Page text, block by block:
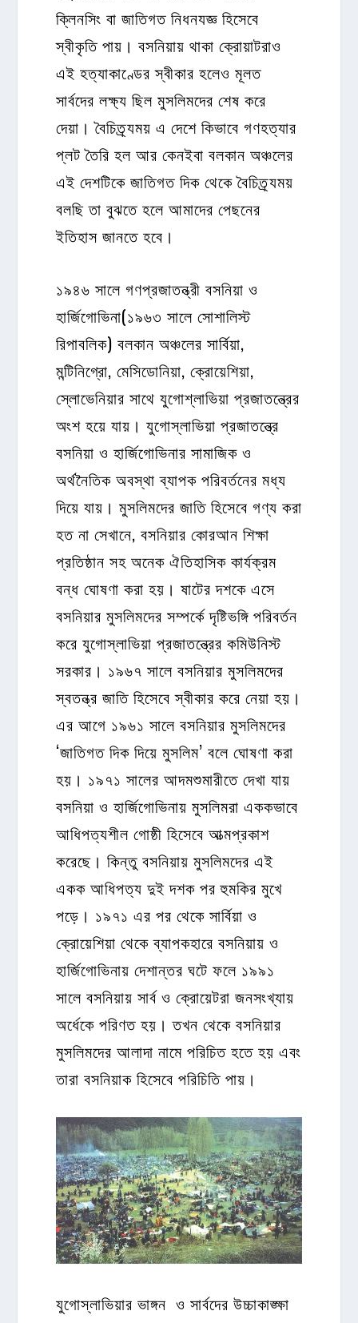
ক্লিনসিং বা জাতিগত নিধনযজ্ঞ হিসেবে
স্বীকৃতি পায়। বসনিয়ায় থাকা ক্রোয়াটরাও
এই হত্যাকাণ্ডের স্বীকার হলেও মূলত
সার্বদের লক্ষ্য ছিল মুসলিমদের শেষ করে
দেয়া। বৈচিত্র্যময় এ দেশে কিভাবে গণহত্যার
প্লট তৈরি হল আর কেনইবা বলকান অঞ্চলের
এই দেশটিকে জাতিগত দিক থেকে বৈচিত্র্যময়
বলছি তা বুঝতে হলে আমাদের পেছনের
ইতিহাস জানতে হবে।
১৯৪৬ সালে গণপ্রজাতন্ত্রী বসনিয়া ও
হার্জিগোভিনা(১৯৬৩ সালে সোশালিস্ট
রিপাবলিক) বলকান অঞ্চলের সার্বিয়া,
মন্টিনিগ্রো, মেসিডোনিয়া, ক্রোয়েশিয়া,
স্লোভেনিয়ার সাথে যুগোশ্লাভিয়া প্রজাতন্ত্রের
অংশ হয়ে যায়। যুগোস্লাভিয়া প্রজাতন্ত্রে
বসনিয়া ও হার্জিগোভিনার সামাজিক ও
অর্থনৈতিক অবস্থা ব্যাপক পরিবর্তনের মধ্য
দিয়ে যায়। মুসলিমদের জাতি হিসেবে গণ্য করা
হত না সেখানে, বসনিয়ার কোরআন শিক্ষা
প্রতিষ্ঠান সহ অনেক ঐতিহাসিক কার্যক্রম
বন্ধ ঘোষণা করা হয়। ষাটের দশকে এসে
বসনিয়ার মুসলিমদের সম্পর্কে দৃষ্টিভঙ্গি পরিবর্তন
করে যুগোস্লাভিয়া প্রজাতন্ত্রের কমিউনিস্ট
সরকার। ১৯৬৭ সালে বসনিয়ার মুসলিমদের
স্বতন্ত্র জাতি হিসেবে স্বীকার করে নেয়া হয়।
এর আগে ১৯৬১ সালে বসনিয়ার মুসলিমদের
‘জাতিগত দিক দিয়ে মুসলিম’ বলে ঘোষণা করা
হয়। ১৯৭১ সালের আদমশুমারীতে দেখা যায়
বসনিয়া ও হার্জিগোভিনায় মুসলিমরা এককভাবে
আধিপত্যশীল গোষ্ঠী হিসেবে আত্মপ্রকাশ
করেছে। কিন্তু বসনিয়ায় মুসলিমদের এই
একক আধিপত্য দুই দশক পর হুমকির মুখে
পড়ে। ১৯৭১ এর পর থেকে সার্বিয়া ও
ক্রোয়েশিয়া থেকে ব্যাপকহারে বসনিয়ায় ও
হার্জিগোভিনায় দেশান্তর ঘটে ফলে ১৯৯১
সালে বসনিয়ায় সার্ব ও ক্রোয়েটরা জনসংখ্যায়
অর্ধেকে পরিণত হয়। তখন থেকে বসনিয়ার
মুসলিমদের আলাদা নামে পরিচিত হতে হয় এবং
তারা বসনিয়াক হিসেবে পরিচিতি পায়।
যুগোস্লাভিয়ার ভাঙ্গন ও সার্বদের উচ্চাকাঙ্ক্ষা